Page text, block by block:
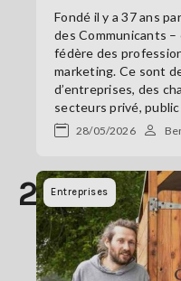
Fondé il y a 37 ans
des Communicants –
fédère des
marketing. Ce sont
d’entreprises, des
secteurs privé,
28/05/2026
20Entreprises